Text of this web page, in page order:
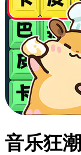
音乐狂